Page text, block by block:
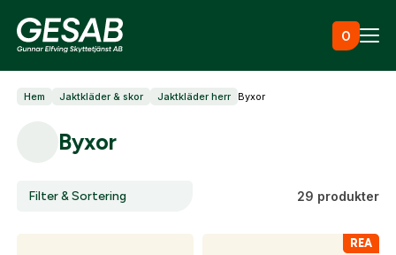
0
Ammunition
Hem Jaktkläder & skor Jaktkläder herr Byxor
Byxor
Filter & Sortering 29 produkter
REA